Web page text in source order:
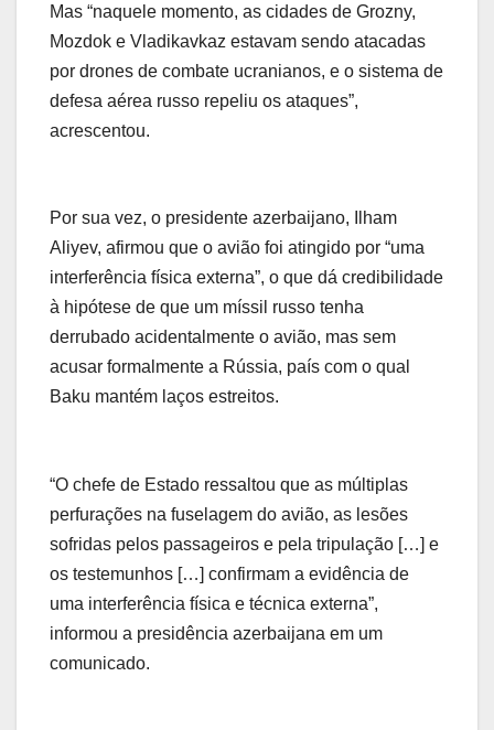
Mas “naquele momento, as cidades de Grozny,
Mozdok e Vladikavkaz estavam sendo atacadas
por drones de combate ucranianos, e o sistema de
defesa aérea russo repeliu os ataques”,
acrescentou.
Por sua vez, o presidente azerbaijano, Ilham
Aliyev, afirmou que o avião foi atingido por “uma
interferência física externa”, o que dá credibilidade
à hipótese de que um míssil russo tenha
derrubado acidentalmente o avião, mas sem
acusar formalmente a Rússia, país com o qual
Baku mantém laços estreitos.
“O chefe de Estado ressaltou que as múltiplas
perfurações na fuselagem do avião, as lesões
sofridas pelos passageiros e pela tripulação […] e
os testemunhos […] confirmam a evidência de
uma interferência física e técnica externa”,
informou a presidência azerbaijana em um
comunicado.